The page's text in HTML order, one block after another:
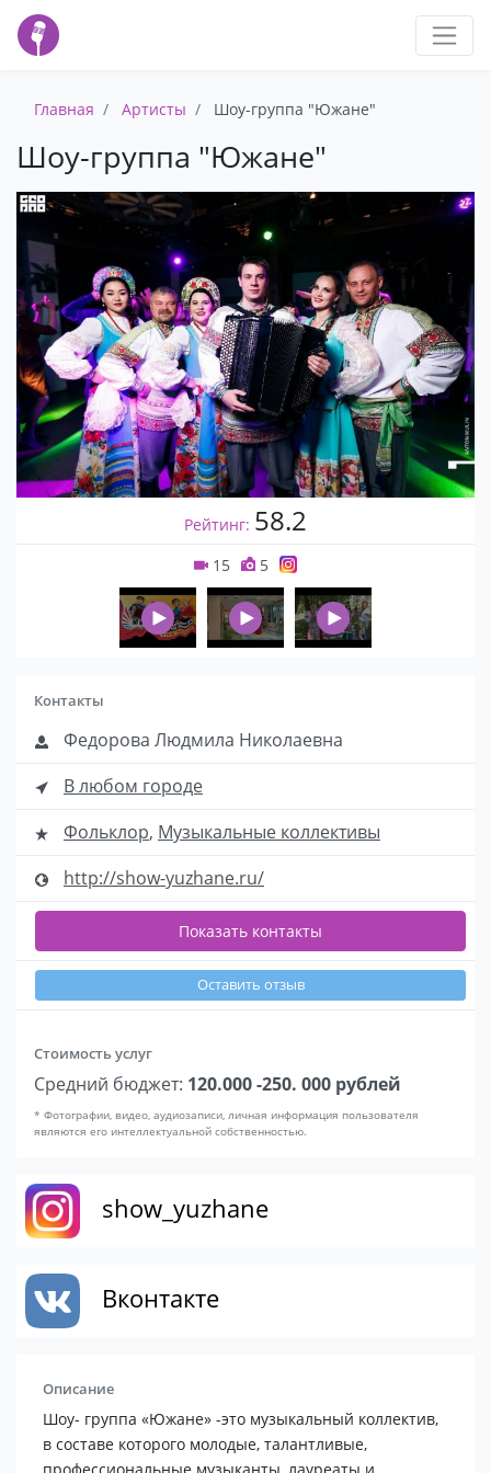
Главная Артисты Шоу-группа "Южане"
Шоу-группа "Южане"
Рейтинг: 58.2
15 5
Контакты
Федорова Людмила Николаевна
В любом городе
Фольклор, Музыкальные коллективы
http://show-yuzhane.ru/
Показать контакты
Оставить отзыв
Стоимость услуг
Средний бюджет: 120.000 -250. 000 рублей
* Фотографии, видео, аудиозаписи, личная информация пользователя
являются его интеллектуальной собственностью.
show_yuzhane
Вконтакте
Описание
Шоу- группа «Южане» -это музыкальный коллектив,
в составе которого молодые, талантливые,